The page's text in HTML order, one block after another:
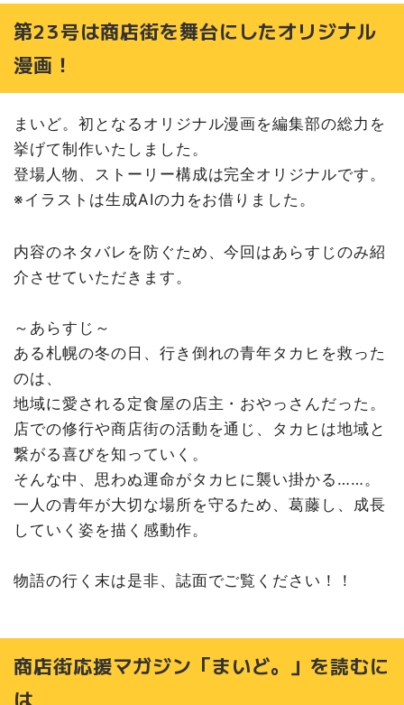
第23号は商店街を舞台にしたオリジナル
漫画！
まいど。初となるオリジナル漫画を編集部の総力を
挙げて制作いたしました。
登場人物、ストーリー構成は完全オリジナルです。
※イラストは生成AIの力をお借りました。
内容のネタバレを防ぐため、今回はあらすじのみ紹
介させていただきます。
～あらすじ～
ある札幌の冬の日、行き倒れの青年タカヒを救った
のは、
地域に愛される定食屋の店主・おやっさんだった。
店での修行や商店街の活動を通じ、タカヒは地域と
繋がる喜びを知っていく。
そんな中、思わぬ運命がタカヒに襲い掛かる……。
一人の青年が大切な場所を守るため、葛藤し、成長
していく姿を描く感動作。
物語の行く末は是非、誌面でご覧ください！！
商店街応援マガジン「まいど。」を読むに
は